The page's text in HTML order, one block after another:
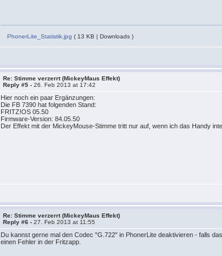
PhonerLite_Statistik.jpg ( 13 KB | Downloads )
Re: Stimme verzerrt (MickeyMaus Effekt)
Reply #5 -26. Feb 2013 at 17:42
Hier noch ein paar Ergänzungen:
Die FB 7390 hat folgenden Stand:
FRITZ!OS 05.50
Firmware-Version: 84.05.50
Der Effekt mit der MickeyMouse-Stimme tritt nur auf, wenn ich das Handy
Re: Stimme verzerrt (MickeyMaus Effekt)
Reply #6 -27. Feb 2013 at 11:55
Du kannst gerne mal den Codec "G.722" in PhonerLite deaktivieren - falls
einen Fehler in der Fritzapp.